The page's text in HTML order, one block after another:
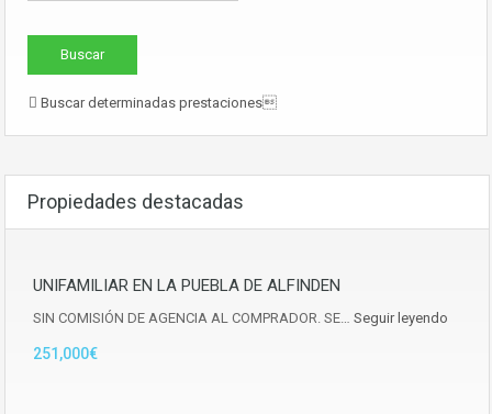
Buscar determinadas prestaciones
Propiedades destacadas
UNIFAMILIAR EN LA PUEBLA DE ALFINDEN
SIN COMISIÓN DE AGENCIA AL COMPRADOR. SE… Seguir leyendo
251,000€